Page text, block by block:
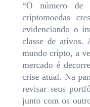
“O número de
criptomoedas
evidenciando o
classe de ativos.
mundo cripto, a
mercado é
crise atual. Na
revisar seus
junto com os